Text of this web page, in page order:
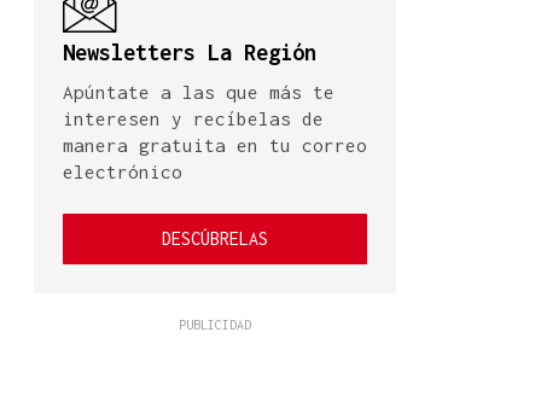
Newsletters La Región
Apúntate a las que más te
interesen y recíbelas de
manera gratuita en tu correo
electrónico
DESCÚBRELAS